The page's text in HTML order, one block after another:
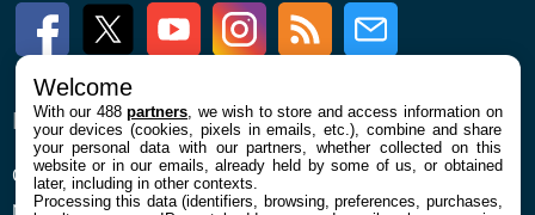
FacebookTwitter Youtube InstagramRSS Newsletter
ENTREPRISE
Qui sommes nous
Mentions légales et CGU
À PROPOS
La rédaction
Contact
Welcome
With our 488partners , we wish to store and access information on
your devices (cookies, pixels in emails, etc.), combine and share
your personal data with our partners, whether collected on this
website or in our emails, already held by some of us, or obtained
later, including in other contexts.
Processing this data (identifiers, browsing, preferences, purchases,